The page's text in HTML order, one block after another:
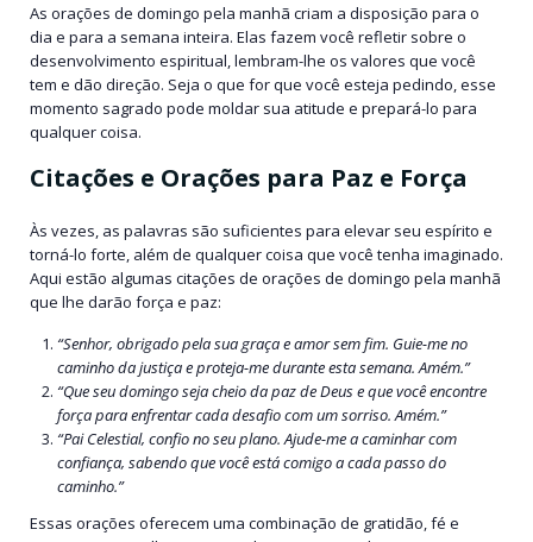
As orações de domingo pela manhã criam a disposição para o
dia e para a semana inteira. Elas fazem você refletir sobre o
desenvolvimento espiritual, lembram-lhe os valores que você
tem e dão direção. Seja o que for que você esteja pedindo, esse
momento sagrado pode moldar sua atitude e prepará-lo para
qualquer coisa.
Citações e Orações para Paz e Força
Às vezes, as palavras são suficientes para elevar seu espírito e
torná-lo forte, além de qualquer coisa que você tenha imaginado.
Aqui estão algumas citações de orações de domingo pela manhã
que lhe darão força e paz:
“Senhor, obrigado pela sua graça e amor sem fim. Guie-me no
caminho da justiça e proteja-me durante esta semana. Amém.”
“Que seu domingo seja cheio da paz de Deus e que você encontre
força para enfrentar cada desafio com um sorriso. Amém.”
“Pai Celestial, confio no seu plano. Ajude-me a caminhar com
confiança, sabendo que você está comigo a cada passo do
caminho.”
Essas orações oferecem uma combinação de gratidão, fé e